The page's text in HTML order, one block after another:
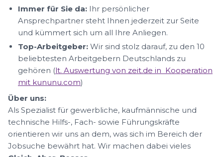
Immer für Sie da: Ihr persönlicher
Ansprechpartner steht Ihnen jederzeit zur Seite
und kümmert sich um all Ihre Anliegen.
Top-Arbeitgeber: Wir sind stolz darauf, zu den 10
beliebtesten Arbeitgebern Deutschlands zu
gehören (lt. Auswertung von zeit.de in Kooperation
mit kununu.com)
Über uns:
Als Spezialist für gewerbliche, kaufmännische und
technische Hilfs-, Fach- sowie Führungskräfte
orientieren wir uns an dem, was sich im Bereich der
Jobsuche bewährt hat. Wir machen dabei vieles